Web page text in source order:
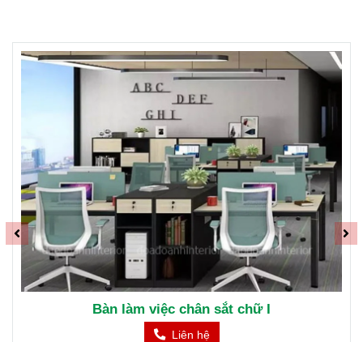
Bàn chân sắt mặt gỗ MFC phủ Melamine cao cấp
Liên hệ